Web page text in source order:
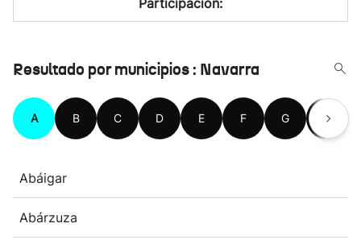
Participación:
Resultado por municipios : Navarra
A B C D E F G H
Abáigar
Abárzuza